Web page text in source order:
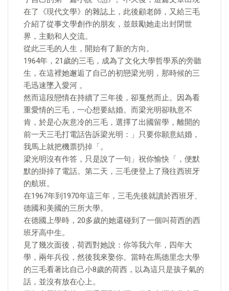
在了《現代文學》的雜誌上，此後顧老師，又給三毛
介紹了從事文學創作的朋友，並鼓勵她走出封閉世
界，主動和人交流。
從此三毛的人生，開始有了新的方向。
1964年，21歲的三毛，成為了文化大學哲學系的旁聽
生，在這裡她邂逅了自己的初戀梁光明，那時候的三
毛迅速墜入愛河 。
然而這段戀情在持續了三年後，卻戛然而止。因為看
重愛情的三毛，一心想要結婚。而梁光明卻執意不
肯，於是心灰意冷的三毛，選擇了出國留學，離開的
前一天三毛打電話告訴梁光明：」只要你願意結婚，
我馬上就把機票扔掉「。
梁光明沒有作答，只是說了一句」祝你愉快「，便默
默的掛掉了電話。第二天，三毛便登上了飛往西班牙
的航班。
在1967年到1970年這三年，三毛先後就讀於西班牙、
德國和美國的三所大學。
在德國上學時，20多歲的她還碰到了一個叫荷西的西
班牙高中生。
見了幾次面後，荷西對她說：你等我六年，四年大
學，兩年兵役，然後我來娶你。當時在馬德里念大學
的三毛看著比自己小8歲的荷西，以為這只是孩子氣的
話，並沒有放在心上。